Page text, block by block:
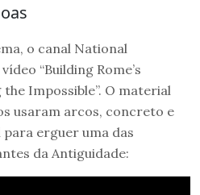
o canal National
“Building Rome’s
Impossible”. O material
usaram arcos, concreto e
erguer uma das
da Antiguidade: